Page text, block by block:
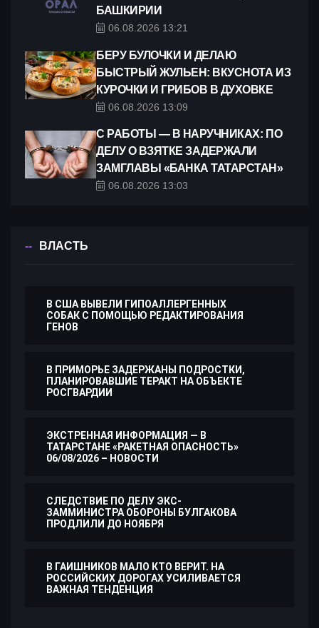
БАШКИРИИ
06.08.2026 13:21
БЕРУ БУЛОЧКИ И ДЕЛАЮ
БЫСТРЫЙ ЖУЛЬЕН: ВКУСНОТА ИЗ
КУРОЧКИ И ГРИБОВ В ДУХОВКЕ
06.08.2026 13:09
С РАБОТЫ — В НАРУЧНИКАХ: ПО
ДЕЛУ О ВЗЯТКЕ ЗАДЕРЖАЛИ
ЗАМГЛАВЫ «БАНКА ТАТАРСТАН»
06.08.2026 13:03
ВЛАСТЬ
В США ВЫВЕЛИ ГИПОАЛЛЕРГЕННЫХ
СОБАК С ПОМОЩЬЮ РЕДАКТИРОВАНИЯ
ГЕНОВ
В ПРИМОРЬЕ ЗАДЕРЖАНЫ ПОДРОСТКИ,
ПЛАНИРОВАВШИЕ ТЕРАКТ НА ОБЪЕКТЕ
РОСГВАРДИИ
ЭКСТРЕННАЯ ИНФОРМАЦИЯ — В
ТАТАРСТАНЕ «РАКЕТНАЯ ОПАСНОСТЬ»
06/08/2026 – НОВОСТИ
СЛЕДСТВИЕ ПО ДЕЛУ ЭКС-
ЗАММИНИСТРА ОБОРОНЫ БУЛГАКОВА
ПРОДЛИЛИ ДО НОЯБРЯ
В ГАИШНИКОВ МАЛО КТО ВЕРИТ. НА
РОССИЙСКИХ ДОРОГАХ УСИЛИВАЕТСЯ
ВАЖНАЯ ТЕНДЕНЦИЯ